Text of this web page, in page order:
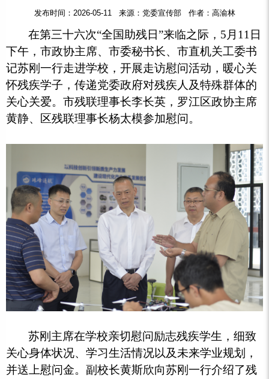
发布时间：2026-05-11 来源：党委宣传部 作者：高渝林
在第三十六次“全国助残日”来临之际，5月11日
下午，市政协主席、市委秘书长、市直机关工委书
记苏刚一行走进学校，开展走访慰问活动，暖心关
怀残疾学子，传递党委政府对残疾人及特殊群体的
关心关爱。市残联理事长李长英，罗江区政协主席
黄静、区残联理事长杨太模参加慰问。
苏刚主席在学校亲切慰问励志残疾学生，细致
关心身体状况、学习生活情况以及未来学业规划，
并送上慰问金。副校长黄斯欣向苏刚一行介绍了残